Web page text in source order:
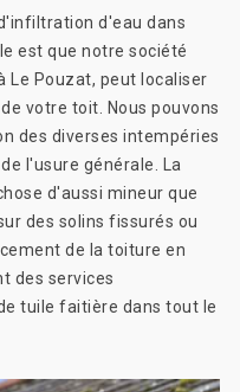
d'eau dans
est que notre société
Le Pouzat, peut localiser
votre toit. Nous pouvons
des diverses intempéries
l'usure générale. La
d'aussi mineur que
des solins fissurés ou
de la toiture en
des services
tuile faitière dans tout le